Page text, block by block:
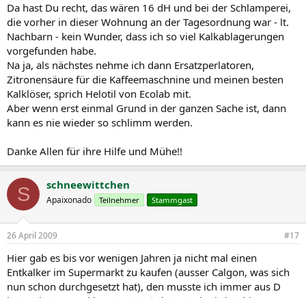
Da hast Du recht, das wären 16 dH und bei der Schlamperei,
die vorher in dieser Wohnung an der Tagesordnung war - lt.
Nachbarn - kein Wunder, dass ich so viel Kalkablagerungen
vorgefunden habe.
Na ja, als nächstes nehme ich dann Ersatzperlatoren,
Zitronensäure für die Kaffeemaschnine und meinen besten
Kalklöser, sprich Helotil von Ecolab mit.
Aber wenn erst einmal Grund in der ganzen Sache ist, dann
kann es nie wieder so schlimm werden.
Danke Allen für ihre Hilfe und Mühe!!
S schneewittchen
Apaixonado Teilnehmer Stammgast
26 April 2009 #17
Hier gab es bis vor wenigen Jahren ja nicht mal einen
Entkalker im Supermarkt zu kaufen (ausser Calgon, was sich
nun schon durchgesetzt hat), den musste ich immer aus D